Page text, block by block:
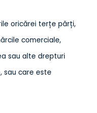
oricărei terțe părți,
comerciale,
sau alte drepturi
sau care este